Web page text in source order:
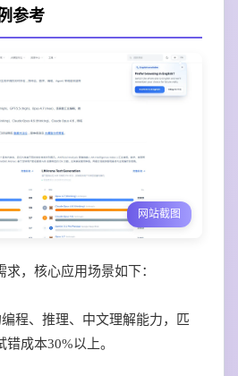
参考
网站截图
，核心应用场景如下：
程、推理、中文理解能力，匹
成本30%以上。